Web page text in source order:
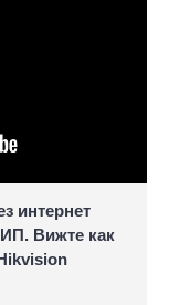
интернет
Вижте как